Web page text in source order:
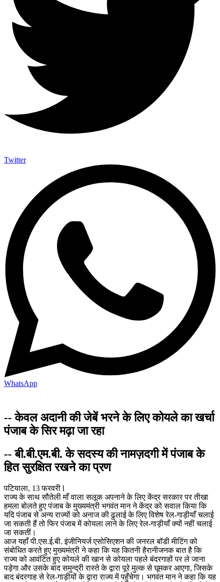
Twitter
WhatsApp
-- केवल अदानी की जेबें भरने के लिए कोयले का खर्चा
पंजाब के सिर मढ़ा जा रहा
-- बी.बी.एम.बी. के सदस्य की नामज़दगी में पंजाब के
हित सुरक्षित रखने का प्रण
पटियाला, 13 फरवरी l
राज्य के साथ सौतेली माँ वाला सलूक अपनाने के लिए केंद्र सरकार पर तीखा
हमला बोलते हुए पंजाब के मुख्यमंत्री भगवंत मान ने केंद्र को सवाल किया कि
यदि पंजाब से अन्य राज्यों को अनाज की ढुलाई के लिए विशेष रेल-गाड़ीयाँ चलाई
जा सकती हैं तो फिर पंजाब में कोयला लाने के लिए रेल-गाड़ीयाँ क्यों नहीं चलाई
जा सकतीं।
आज यहाँ पी.एस.ई.बी. इंजीनियर्ज एसोसिएशन की जनरल बॉडी मीटिंग को
संबोधित करते हुए मुख्यमंत्री ने कहा कि यह कितनी हैरानीजनक बात है कि
राज्य को आवंटित हुए कोयले की खान से कोयला पहले बंदरगाहों पर ले जाना
पड़ेगा और उसके बाद समुन्द्री रास्ते के द्वारा पूरे मुल्क से घूमकर आएगा, जिसके
बाद बंदरगाह से रेल-गाड़ीयों के द्वारा राज्य में पहुँचेगा। भगवंत मान ने कहा कि यह